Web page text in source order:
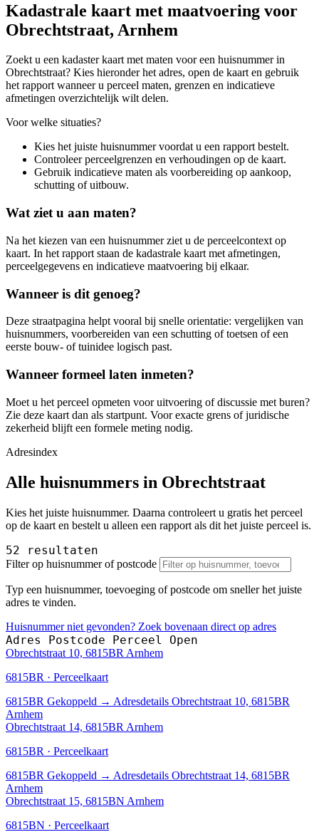
Kadastrale kaart met maatvoering voor
Obrechtstraat, Arnhem
Zoekt u een kadaster kaart met maten voor een huisnummer in
Obrechtstraat? Kies hieronder het adres, open de kaart en gebruik
het rapport wanneer u perceel maten, grenzen en indicatieve
afmetingen overzichtelijk wilt delen.
Voor welke situaties?
Kies het juiste huisnummer voordat u een rapport bestelt.
Controleer perceelgrenzen en verhoudingen op de kaart.
Gebruik indicatieve maten als voorbereiding op aankoop,
schutting of uitbouw.
Wat ziet u aan maten?
Na het kiezen van een huisnummer ziet u de perceelcontext op
kaart. In het rapport staan de kadastrale kaart met afmetingen,
perceelgegevens en indicatieve maatvoering bij elkaar.
Wanneer is dit genoeg?
Deze straatpagina helpt vooral bij snelle orientatie: vergelijken van
huisnummers, voorbereiden van een schutting of toetsen of een
eerste bouw- of tuinidee logisch past.
Wanneer formeel laten inmeten?
Moet u het perceel opmeten voor uitvoering of discussie met buren?
Zie deze kaart dan als startpunt. Voor exacte grens of juridische
zekerheid blijft een formele meting nodig.
Adresindex
Alle huisnummers in Obrechtstraat
Kies het juiste huisnummer. Daarna controleert u gratis het perceel
op de kaart en bestelt u alleen een rapport als dit het juiste perceel is.
52 resultaten
Filter op huisnummer of postcode
Typ een huisnummer, toevoeging of postcode om sneller het juiste
adres te vinden.
Huisnummer niet gevonden? Zoek bovenaan direct op adres
Adres Postcode Perceel Open
Obrechtstraat 10, 6815BR Arnhem
6815BR · Perceelkaart
6815BR Gekoppeld → Adresdetails Obrechtstraat 10, 6815BR
Arnhem
Obrechtstraat 14, 6815BR Arnhem
6815BR · Perceelkaart
6815BR Gekoppeld → Adresdetails Obrechtstraat 14, 6815BR
Arnhem
Obrechtstraat 15, 6815BN Arnhem
6815BN · Perceelkaart